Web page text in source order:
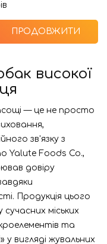
ПРОДОВЖИТИ
високої
— це не просто
зв'язку з
Yalute Foods Co.,
довіру
Продукція цього
міських
та
у вигляді жувальних